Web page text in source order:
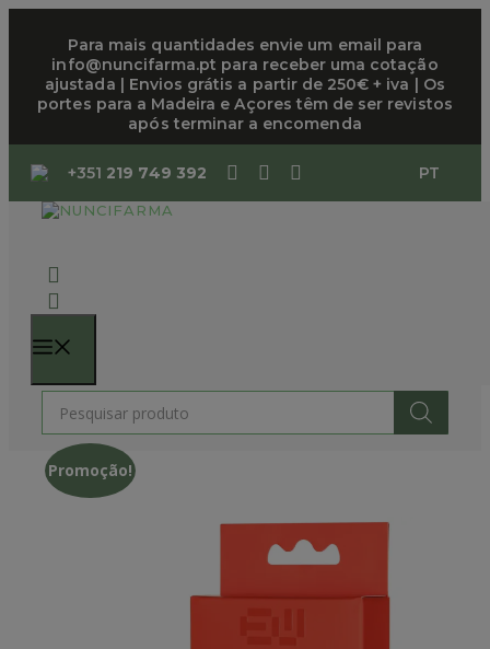
conteúdo
Para mais quantidades envie um email para
info@nuncifarma.pt para receber uma cotação
ajustada | Envios grátis a partir de 250€ + iva | Os
portes para a Madeira e Açores têm de ser revistos
após terminar a encomenda
+351 219 749 392 PT
Products
search
Promoção!